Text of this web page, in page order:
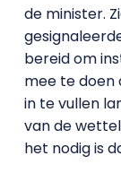
de minister.
bereid om
mee te doen
in te vullen
van de
het nodig is